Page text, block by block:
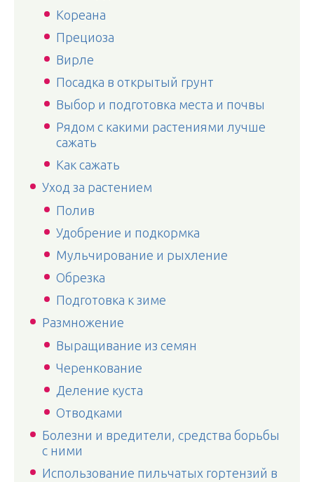
Кореана
Прециоза
Вирле
Посадка в открытый грунт
Выбор и подготовка места и почвы
Рядом с какими растениями лучше
сажать
Как сажать
Уход за растением
Полив
Удобрение и подкормка
Мульчирование и рыхление
Обрезка
Подготовка к зиме
Размножение
Выращивание из семян
Черенкование
Деление куста
Отводками
Болезни и вредители, средства борьбы
с ними
Использование пильчатых гортензий в